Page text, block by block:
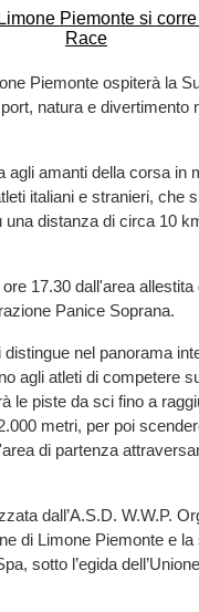
Piemonte ospiterà la
natura e divertimento
agli amanti della corsa in
italiani e stranieri, che
distanza di circa 10
17.30 dall'area allestita
Panice Soprana.
nel panorama
agli atleti di competere
le piste da sci fino a
metri, per poi
di partenza
dall’A.S.D. W.W.P.
di Limone Piemonte e
sotto l’egida